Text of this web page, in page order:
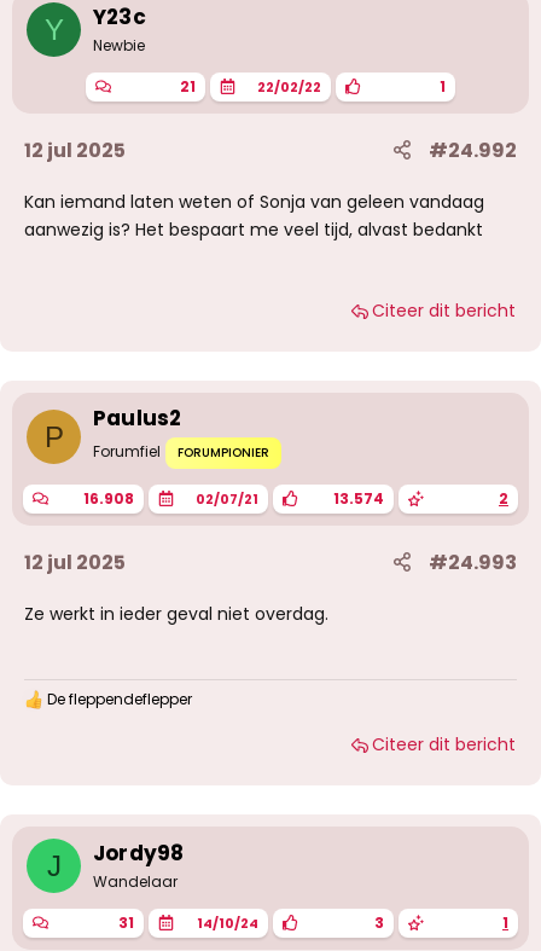
Y Y23c
Newbie
21 22/02/22 1
12 jul 2025 #24.992
Kan iemand laten weten of Sonja van geleen vandaag
aanwezig is? Het bespaart me veel tijd, alvast bedankt
Citeer dit bericht
P
Paulus2
Forumfiel FORUMPIONIER
16.908 02/07/21 13.574 2
12 jul 2025 #24.993
Ze werkt in ieder geval niet overdag.
W
n
g
n
:
De fleppendeflepper
Citeer dit bericht
J Jordy98
Wandelaar
31 14/10/24 3 1